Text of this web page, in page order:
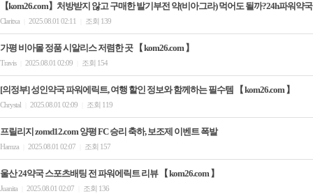
【kom26.com】처방받지 않고 구매한 발기부전 약(비아그라) 먹어도 될까?24h파워약국
Claritxa 2025.08.01 02:11 조회 139
가평 비아몰 정품 시알리스 저렴한 곳 【 kom26.com 】
Travis 2025.08.01 02:09 조회 154
[의정부] 성인약국 파워에릭트, 여행 할인 정보와 함께하는 필수템 【 kom26.com 】
Chrystal 2025.08.01 02:09 조회 119
프릴리지 zomd12.com 양평 FC 승리 축하, 보조제 이벤트 폭발
Hamza 2025.08.01 02:07 조회 157
울산 24약국 스포츠배팅 전 파워에릭트 리뷰 【 kom26.com 】
Juanita 2025.08.01 02:07 조회 136